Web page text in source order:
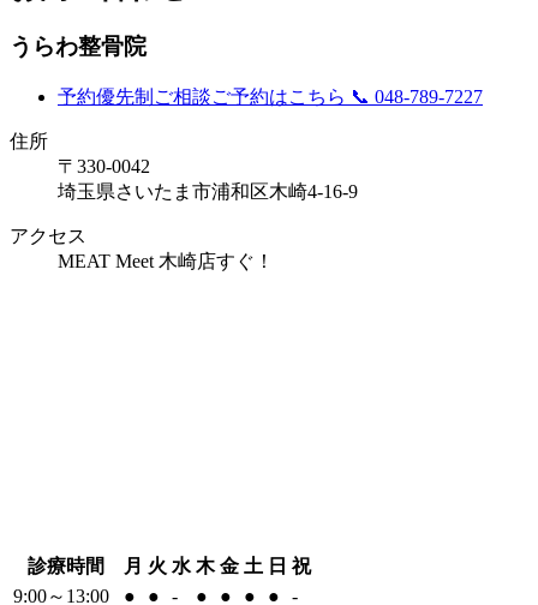
うらわ整骨院
予約優先制 ご相談ご予約はこちら 📞 048-789-7227
住所
〒330-0042
埼玉県さいたま市浦和区木崎4-16-9
アクセス
MEAT Meet 木崎店すぐ！
診療時間 月 火 水 木 金 土 日 祝
9:00～13:00
● ● - ● ● ● ●
-